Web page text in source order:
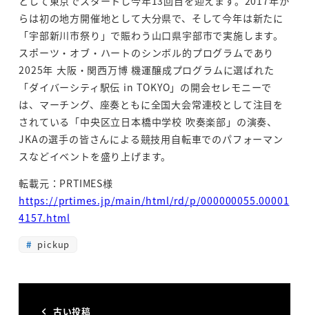
らは初の地方開催地として大分県で、そして今年は新たに
「宇部新川市祭り」で賑わう山口県宇部市で実施します。
スポーツ・オブ・ハートのシンボル的プログラムであり
2025年 大阪・関西万博 機運醸成プログラムに選ばれた
「ダイバーシティ駅伝 in TOKYO」の開会セレモニーで
は、マーチング、座奏ともに全国大会常連校として注目を
されている「中央区立日本橋中学校 吹奏楽部」の演奏、
JKAの選手の皆さんによる競技用自転車でのパフォーマン
スなどイベントを盛り上げます。
転載元：PRTIMES様
https://prtimes.jp/main/html/rd/p/000000055.00001
4157.html
pickup
古い投稿